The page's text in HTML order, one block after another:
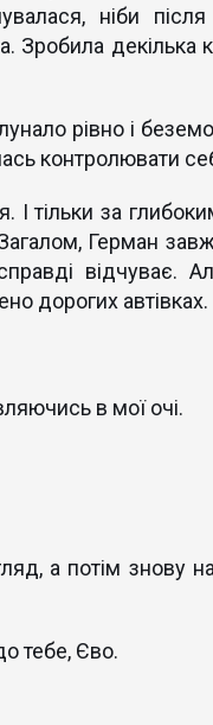
ніби
Зробила декілька
рівно і
контролювати
І тільки за
Герман
відчуває.
дорогих автівках.
в мої очі.
а потім знову
тебе, Єво.